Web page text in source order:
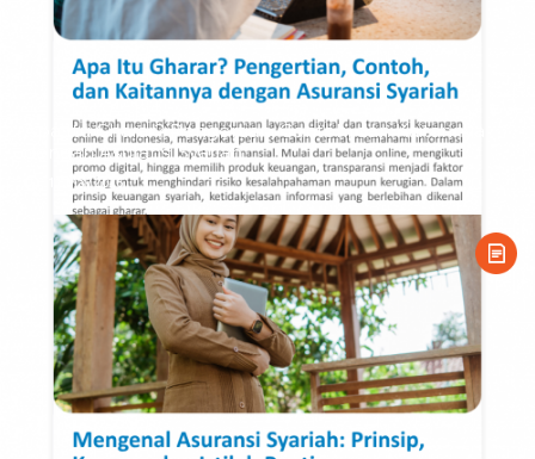
Apa Itu Gharar? Pengertian, Contoh, dan Kaitannya
dengan Asuransi Syariah
11 May 2026